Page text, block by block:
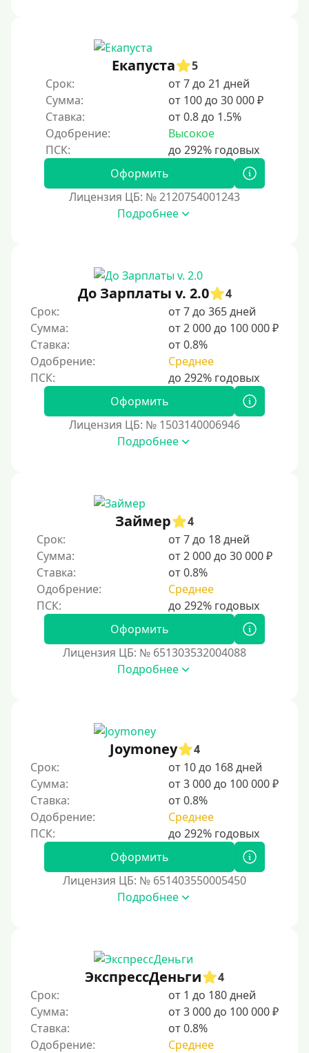
Под ПТС спецтехники
Под ПТС грузового автомобиля
Авто без ПТС
Цель
На Новый Год
Чтобы улучшить кредитную историю, важно
регулярно и своевременно погашать задолженности,
избегать просрочек и контролировать кредитный
рейтинг. Также полезно использовать кредитные
Для закрытия прочих кредитных обязательств
До зарплаты
Для ИП
Для бизнеса
Документы
По водительскому удостоверению
Без СНИЛСа
По паспорту
Без паспорта
По фото
Без подтверждения дохода
Без справок и поручителей
Под 1 %
С пролонгацией (продлением)
Под высокий процент
Без комиссии
В рассрочку
С ежемесячным платежом
Беспроцентный займ на первый раз
Без процентов на 30 дней
Под 0 %
Условия
Екапуста
5
Срок:
от 7 до 21 дней
Сумма:
от 100 до 30 000 ₽
Ставка:
от 0.8 до 1.5%
Одобрение:
Высокое
Оформить
Лицензия ЦБ: № 2120754001243
Подробнее
До Зарплаты v. 2.0
4
Срок:
от 7 до 365 дней
Сумма:
от 2 000 до 100 000 ₽
Ставка:
от 0.8%
Одобрение:
Среднее
Оформить
Лицензия ЦБ: № 1503140006946
Подробнее
Займер
4
Срок:
от 7 до 18 дней
Сумма:
от 2 000 до 30 000 ₽
Ставка:
от 0.8%
Одобрение:
Среднее
Оформить
Лицензия ЦБ: № 651303532004088
Подробнее
Joymoney
4
Срок:
от 10 до 168 дней
Сумма:
от 3 000 до 100 000 ₽
Ставка:
от 0.8%
Одобрение:
Среднее
Оформить
Лицензия ЦБ: № 651403550005450
Подробнее
ЭкспрессДеньги
4
Срок:
от 1 до 180 дней
Сумма:
от 3 000 до 100 000 ₽
Ставка:
от 0.8%
Одобрение:
Среднее